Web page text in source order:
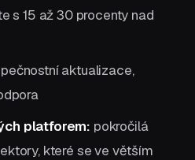
s 15 až 30 procenty nad
aktualizace,
platforem: pokročilá
které se ve větším